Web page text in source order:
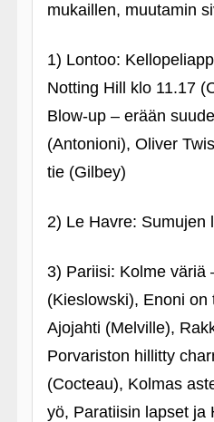
mukaillen, muutamin
1) Lontoo:
Notting Hill klo 11.17
Blow-up – erään
(Antonioni), Oliver
tie (Gilbey)
2) Le Havre: Sumujen
3) Pariisi: Kolme väriä
(Kieslowski), Enoni on
Ajojahti (Melville),
Porvariston hillitty
(Cocteau), Kolmas
yö, Paratiisin lapset ja